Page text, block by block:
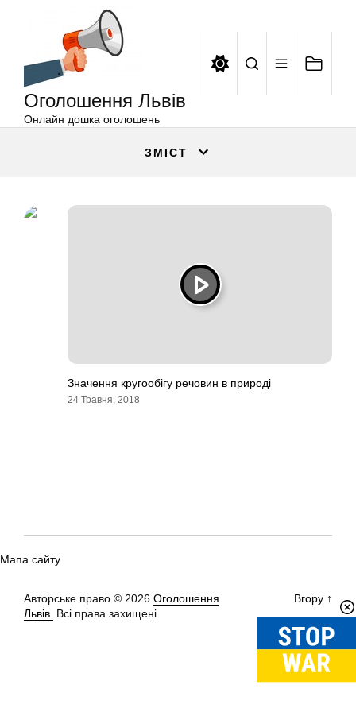
Оголошення Львів
Онлайн дошка оголошень
ЗМІСТ
Значення кругообігу речовин в природі
24 Травня, 2018
Мапа сайту
Авторське право © 2026 Оголошення
Львів. Всі права захищені.
Вгору ↑